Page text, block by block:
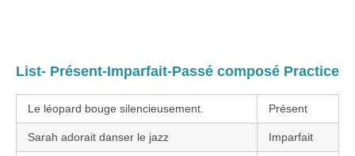
List- Présent-Imparfait-Passé composé Practice
Le léopard bouge silencieusement. Présent
Sarah adorait danser le jazz Imparfait